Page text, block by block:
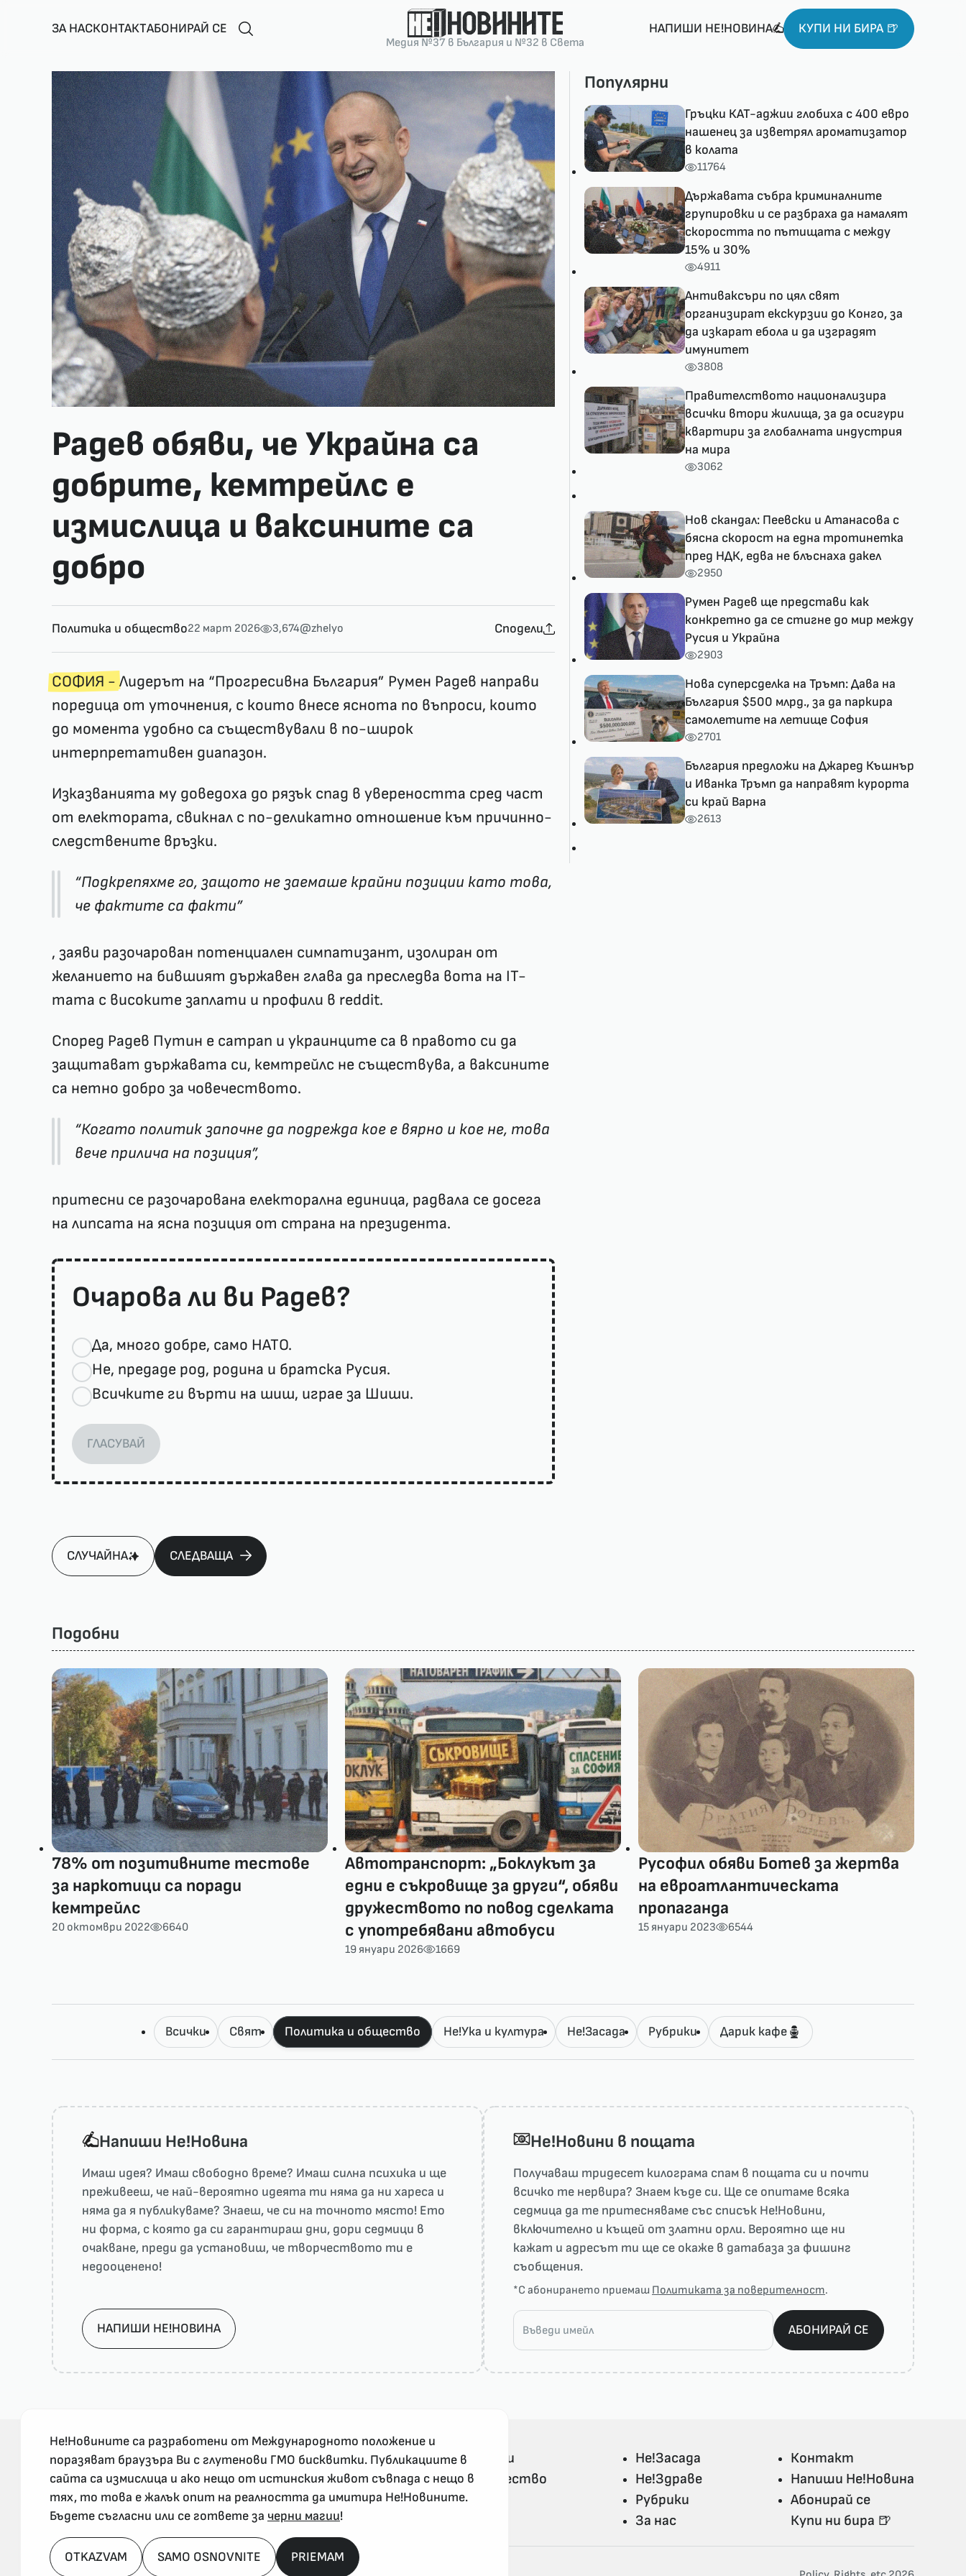
ЗА НАСКОНТАКТАБОНИРАЙ СЕ
Медия №37 в България и №32 в Света
НАПИШИ НЕ!НОВИНА КУПИ НИ БИРА 🍺
Радев обяви, че Украйна са
добрите, кемтрейлс е
измислица и ваксините са
добро
Политика и общество22 март 2026 3,674@zhelyo Сподели
СОФИЯ - Лидерът на “Прогресивна България” Румен Радев направи
поредица от уточнения, с които внесе яснота по въпроси, които
до момента удобно са съществували в по-широк
интерпретативен диапазон.
Изказванията му доведоха до рязък спад в увереността сред част
от електората, свикнал с по-деликатно отношение към причинно-
следствените връзки.
“Подкрепяхме го, защото не заемаше крайни позиции като това,
че фактите са факти”
, заяви разочарован потенциален симпатизант, изолиран от
желанието на бившият държавен глава да преследва вота на IT-
тата с високите заплати и профили в reddit.
Според Радев Путин е сатрап и украинците са в правото си да
защитават държавата си, кемтрейлс не съществува, а ваксините
са нетно добро за човечеството.
“Когато политик започне да подрежда кое е вярно и кое не, това
вече прилича на позиция”,
притесни се разочарована електорална единица, радвала се досега
на липсата на ясна позиция от страна на президента.
Очарова ли ви Радев?
Да, много добре, само НАТО.
Не, предаде род, родина и братска Русия.
Всичките ги върти на шиш, играе за Шиши.
ГЛАСУВАЙ
СЛУЧАЙНА СЛЕДВАЩА
Популярни
Гръцки КАТ-аджии глобиха с 400 евро
нашенец за изветрял ароматизатор
в колата
11764
Държавата събра криминалните
групировки и се разбраха да намалят
скоростта по пътищата с между
15% и 30%
4911
Антиваксъри по цял свят
организират екскурзии до Конго, за
да изкарат ебола и да изградят
имунитет
3808
Правителството национализира
всички втори жилища, за да осигури
квартири за глобалната индустрия
на мира
3062
Нов скандал: Пеевски и Атанасова с
бясна скорост на една тротинетка
пред НДК, едва не блъснаха дакел
2950
Румен Радев ще представи как
конкретно да се стигне до мир между
Русия и Украйна
2903
Нова суперсделка на Тръмп: Дава на
България $500 млрд., за да паркира
самолетите на летище София
2701
България предложи на Джаред Къшнър
и Иванка Тръмп да направят курорта
си край Варна
2613
Подобни
78% от позитивните тестове
за наркотици са поради
кемтрейлс
20 октомври 2022 6640
Автотранспорт: „Боклукът за
едни е съкровище за други“, обяви
дружеството по повод сделката
с употребявани автобуси
19 януари 2026 1669
Русофил обяви Ботев за жертва
на евроатлантическата
пропаганда
15 януари 2023 6544
Всички Свят Политика и общество Не!Ука и култура Не!Засада Рубрики Дарик кафе
Напиши He!Новина
Имаш идея? Имаш свободно време? Имаш силна психика и ще
преживееш, че най-вероятно идеята ти няма да ни харесa и
няма да я публикуваме? Знаеш, че си на точното място! Ето
ни форма, с която да си гарантираш дни, дори седмици в
очакване, преди да установиш, че творчеството ти е
недооценено!
НАПИШИ НЕ!НОВИНА
He!Новини в пощата
Получаваш тридесет килограма спам в пощата си и почти
всичко те нервира? Знаем къде си. Ще се опитаме всяка
седмица да те притесняваме със списък He!Новини,
включително и къщей от златни орли. Вероятно ще ни
кажат и адресът ти ще се окаже в датабаза за фишинг
съобщения.
*С абонирането приемаш Политиката за поверителност.
АБОНИРАЙ СЕ
За реклама и връзка с нас, пишете на
nenovinite@gmail.com
Всички Не!Новини
Политика и общество
Свят
Не!Засада
Не!Здраве
Рубрики
За нас
Контакт
Напиши Не!Новина
Абонирай се
Купи ни бира 🍺
Не!Новините са разработени от Международното положение и
поразяват браузъра Ви с глутенови ГМО бисквитки. Публикациите в
сайта са измислица и ако нещо от истинския живот съвпада с нещо в
тях, то това е жалък опит на реалността да имитира Не!Новините.
Бъдете съгласни или се гответе за черни магии!
OTKAZVAM SAMO OSNOVNITE PRIEMAM